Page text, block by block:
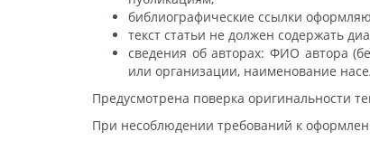
библиографические ссылки
текст статьи не должен содержать
сведения об авторах: ФИО автора
или организации, наименование
Предусмотрена поверка оригинальности
При несоблюдении требований к